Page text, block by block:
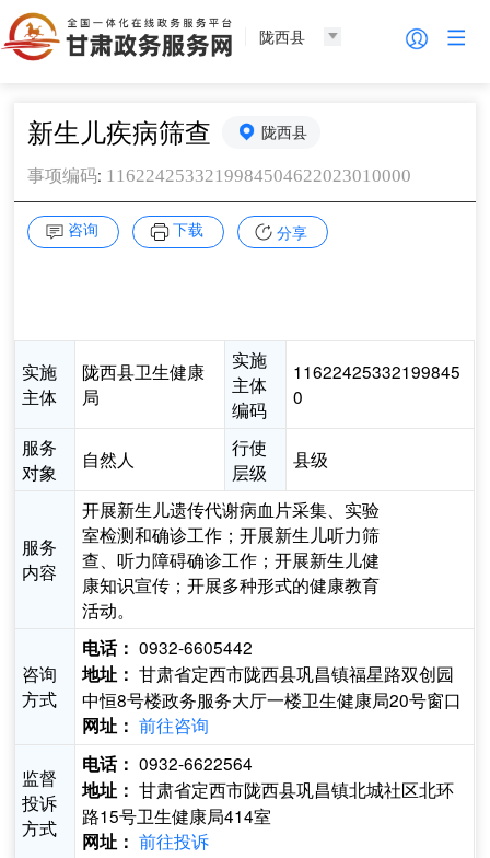
陇西县
新生儿疾病筛查 陇西县
事项编码: 1162242533219984504622023010000
咨询 下载 分享
实施
主体
陇西县卫生健康
局
实施
主体
编码
11622425332199845
0
服务
对象
自然人
行使
层级
县级
服务
内容
开展新生儿遗传代谢病血片采集、实验
室检测和确诊工作；开展新生儿听力筛
查、听力障碍确诊工作；开展新生儿健
康知识宣传；开展多种形式的健康教育
活动。
咨询
方式
电话： 0932-6605442
地址： 甘肃省定西市陇西县巩昌镇福星路双创园
中恒8号楼政务服务大厅一楼卫生健康局20号窗口
网址： 前往咨询
监督
投诉
方式
电话： 0932-6622564
地址： 甘肃省定西市陇西县巩昌镇北城社区北环
路15号卫生健康局414室
网址： 前往投诉